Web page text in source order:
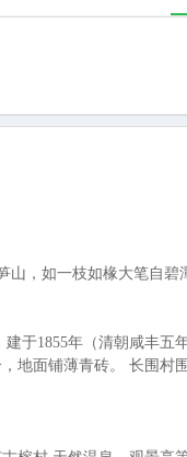
，如一枝如椽大笔自碧
于1855年（清朝咸丰五
地面铺薄青砖。 长围村